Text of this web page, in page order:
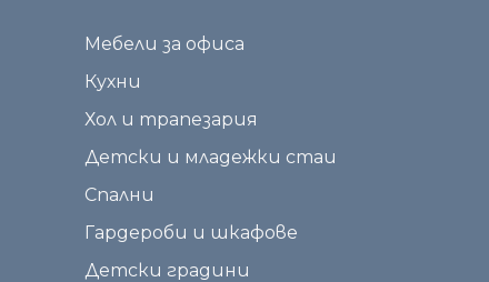
Мебели за офиса
Кухни
Хол и трапезария
Детски и младежки стаи
Спални
Гардероби и шкафове
Детски градини